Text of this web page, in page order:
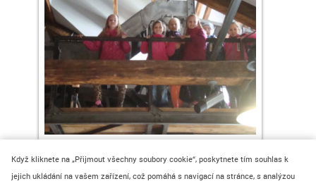
Když kliknete na „Přijmout všechny soubory cookie“, poskytnete tím souhlas k
jejich ukládání na vašem zařízení, což pomáhá s navigací na stránce, s analýzou